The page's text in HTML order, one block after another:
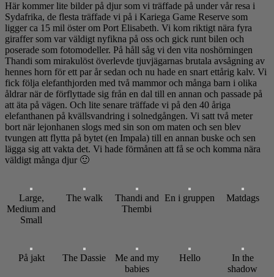
Här kommer lite bilder på djur som vi träffade på under vår resa i
Sydafrika, de flesta träffade vi på i Kariega Game Reserve som
ligger ca 15 mil öster om Port Elisabeth. Vi kom riktigt nära fyra
giraffer som var väldigt nyfikna på oss och gick runt bilen och
poserade som fotomodeller. På håll såg vi den vita noshörningen
Thandi som mirakulöst överlevde tjuvjägarnas brutala avsågning av
hennes horn för ett par år sedan och nu hade en snart ettårig kalv. Vi
fick följa elefanthjorden med två mammor och många barn i olika
åldrar när de förflyttade sig från en dal till en annan och passade på
att äta på vägen. Och lite senare träffade vi på den 40 åriga
elefanthanen på kvällsvandring i solnedgången. Vi satt två meter
bort när lejonhanen slogs med sin son om maten och sen blev
tvungen att flytta på bytet (en Impala) till en annan buske och sen
lägga sig att vakta det. Vi hade förmånen att få se och komma nära
väldigt många djur 🙂
Large,
Medium and
Small
The walk
Thandi and
Thembi
En i gruppen Matdags
På jakt The Dassie
Me and my
babies
Hello
In the
shadow